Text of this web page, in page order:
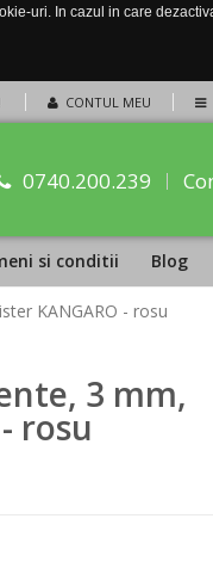
uri. In cazul in care
CONTUL MEU
0740.200.239
si conditii Blog
KANGARO - rosu
3 mm,
rosu